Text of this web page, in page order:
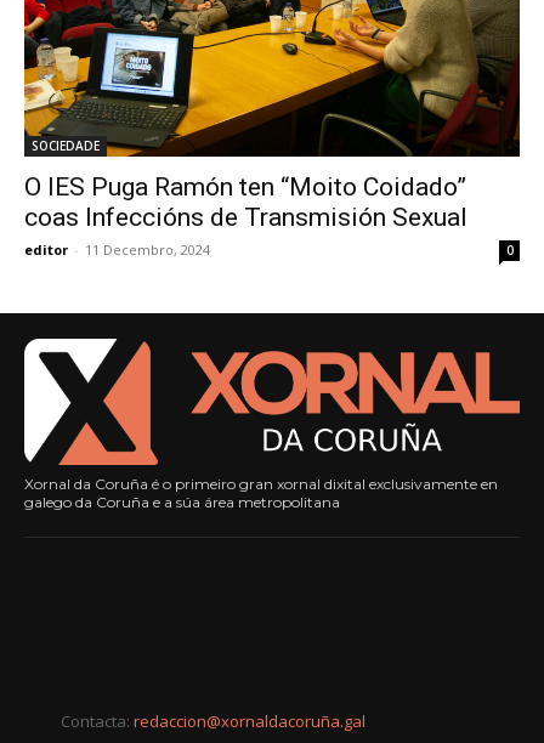
SOCIEDADE
O IES Puga Ramón ten “Moito Coidado”
coas Infeccións de Transmisión Sexual
editor - 11 Decembro, 2024 0
Xornal da Coruña é o primeiro gran xornal dixital exclusivamente en
galego da Coruña e a súa área metropolitana
Contacta: redaccion@xornaldacoruña.gal